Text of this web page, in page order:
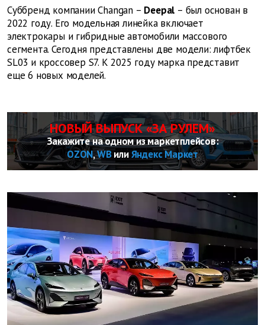
Суббренд компании Changan – Deepal – был основан в
2022 году. Его модельная линейка включает
электрокары и гибридные автомобили массового
сегмента. Сегодня представлены две модели: лифтбек
SL03 и кроссовер S7. К 2025 году марка представит
еще 6 новых моделей.
НОВЫЙ ВЫПУСК «ЗА РУЛЕМ»
Закажите на одном из маркетплейсов:
OZON,WBилиЯндекс Маркет